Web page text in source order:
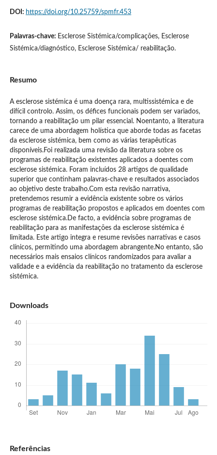
DOI: https://doi.org/10.25759/spmfr.453
Palavras-chave: Esclerose Sistémica/complicações, Esclerose
Sistémica/diagnóstico, Esclerose Sistémica/ reabilitação.
Resumo
A esclerose sistémica é uma doença rara, multissistémica e de
difícil controlo. Assim, os défices funcionais podem ser variados,
tornando a reabilitação um pilar essencial. Noentanto, a literatura
carece de uma abordagem holística que aborde todas as facetas
da esclerose sistémica, bem como as várias terapêuticas
disponíveis.Foi realizada uma revisão da literatura sobre os
programas de reabilitação existentes aplicados a doentes com
esclerose sistémica. Foram incluídos 28 artigos de qualidade
superior que continham palavras-chave e resultados associados
ao objetivo deste trabalho.Com esta revisão narrativa,
pretendemos resumir a evidência existente sobre os vários
programas de reabilitação propostos e aplicados em doentes com
esclerose sistémica.De facto, a evidência sobre programas de
reabilitação para as manifestações da esclerose sistémica é
limitada. Este artigo integra e resume revisões narrativas e casos
clínicos, permitindo uma abordagem abrangente.No entanto, são
necessários mais ensaios clínicos randomizados para avaliar a
validade e a evidência da reabilitação no tratamento da esclerose
sistémica.
Downloads
Referências